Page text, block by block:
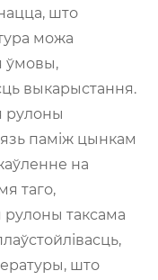
што
можа
ўмовы,
выкарыстання.
рулоны
паміж цынкам
на
таго,
таксама
што